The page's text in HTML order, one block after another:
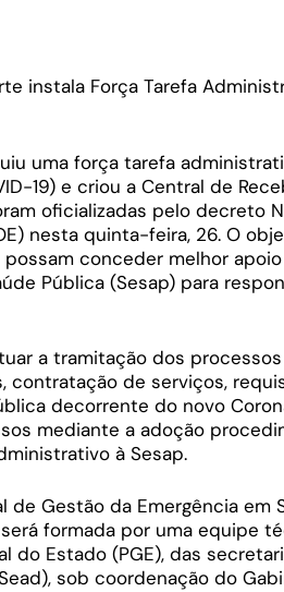
instala Força Tarefa
uma força tarefa
19) e criou a Central de
oficializadas pelo decreto
nesta quinta-feira, 26. O
conceder melhor
Pública (Sesap) para
a tramitação dos
contratação de serviços,
decorrente do novo
mediante a adoção
à Sesap.
Gestão da Emergência em
formada por uma equipe
do Estado (PGE), das
sob coordenação do